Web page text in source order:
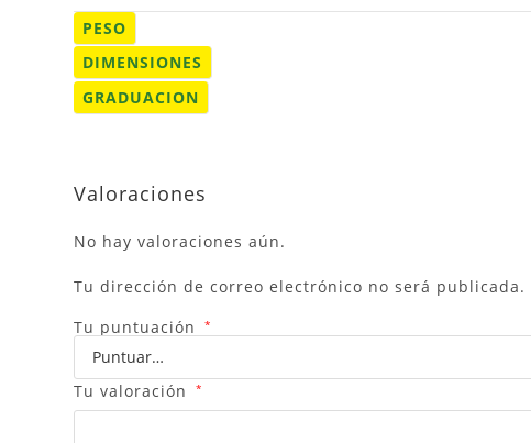
PESO
DIMENSIONES
GRADUACION
Valoraciones
No hay valoraciones aún.
Tu dirección de correo electrónico no será publicada.
Tu puntuación *
Tu valoración *